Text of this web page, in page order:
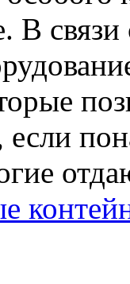
В
если